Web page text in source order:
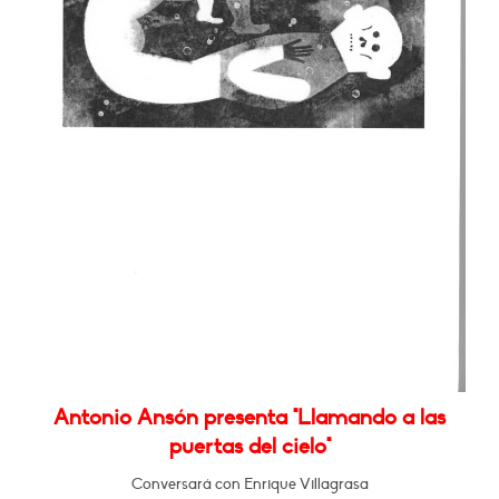
Antonio Ansón presenta "Llamando a las
puertas del cielo"
Conversará con Enrique Villagrasa